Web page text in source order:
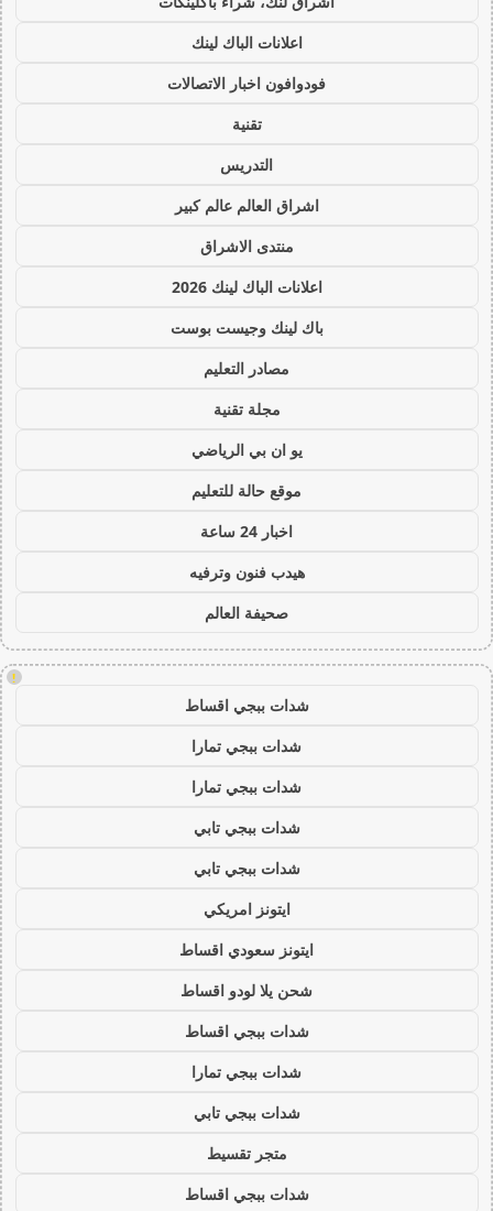
اعلانات الباك لينك
فودوافون اخبار الاتصالات
تقنية
التدريس
اشراق العالم عالم كبير
منتدى الاشراق
اعلانات الباك لينك 2026
باك لينك وجيست بوست
مصادر التعليم
مجلة تقنية
يو ان بي الرياضي
موقع حالة للتعليم
اخبار 24 ساعة
هيدب فنون وترفيه
صحيفة العالم
!
شدات ببجي اقساط
شدات ببجي تمارا
شدات ببجي تمارا
شدات ببجي تابي
شدات ببجي تابي
ايتونز امريكي
ايتونز سعودي اقساط
شحن يلا لودو اقساط
شدات ببجي اقساط
شدات ببجي تمارا
شدات ببجي تابي
متجر تقسيط
شدات ببجي اقساط